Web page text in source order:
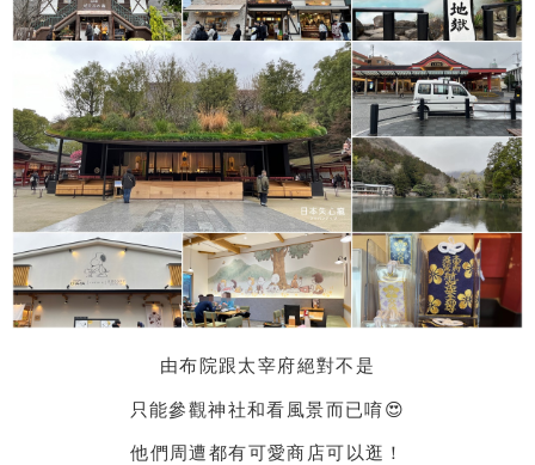
由布院跟太宰府絕對不是
只能參觀神社和看風景而已唷😍
他們周遭都有可愛商店可以逛！